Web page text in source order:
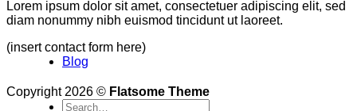
Lorem ipsum dolor sit amet, consectetuer adipiscing elit, sed
diam nonummy nibh euismod tincidunt ut laoreet.
(insert contact form here)
Blog
Copyright 2026 © Flatsome Theme